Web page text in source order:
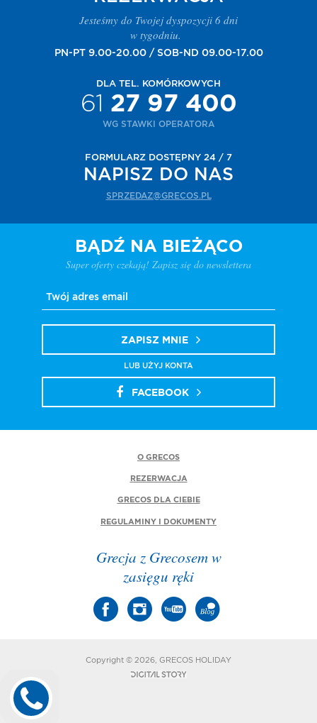
Jesteśmy do Twojej dyspozycji 6 dni
w tygodniu.
PN-PT 9.00-20.00 / SOB-ND 09.00-17.00
DLA TEL. KOMÓRKOWYCH
61 27 97 400
WG STAWKI OPERATORA
FORMULARZ DOSTĘPNY 24 / 7
NAPISZ DO NAS
SPRZEDAZ@GRECOS.PL
BĄDŹ NA BIEŻĄCO
Super oferty czekają! Zapisz się do newslettera
ZAPISZ MNIE
LUB UŻYJ KONTA
FACEBOOK
O GRECOS
REZERWACJA
GRECOS DLA CIEBIE
REGULAMINY I DOKUMENTY
Grecja z Grecosem w
zasięgu ręki
Copyright © 2026, GRECOS HOLIDAY